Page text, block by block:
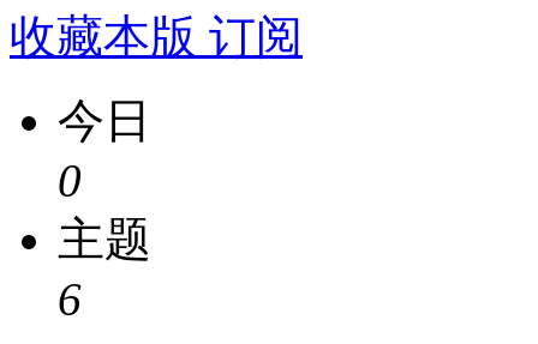
收藏本版 订阅
今日
0
主题
6